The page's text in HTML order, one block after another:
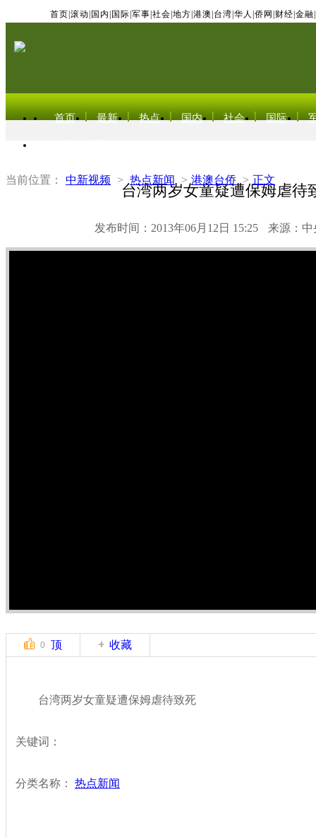
首页 滚动 国内 国际 军事 社会 地方 港澳 台湾 华人 侨网 财经 金融
首页 最新 热点 国内 社会 国际
当前位置： 中新视频 > 热点新闻 > 港澳台侨 > 正文
台湾两岁女童疑遭保姆虐待
发布时间：2013年06月12日 15:25 来源：中
0 顶 收藏
台湾两岁女童疑遭保姆虐待致死
关键词：
分类名称： 热点新闻